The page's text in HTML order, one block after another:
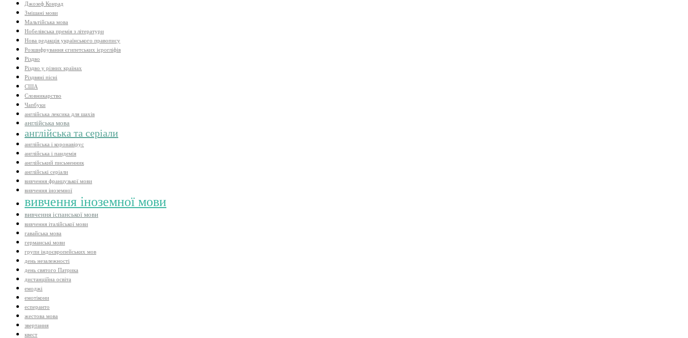
Джозеф Конрад
Змішані мови
Мальтійська мова
Нобелівська премія з літератури
Нова редакція українського правопису
Розшифрування єгипетських ієрогліфів
Різдво
Різдво у різних країнах
Різдвяні пісні
США
Словникарство
Чапбуки
англійська лексика для шахів
англійська мова
англійська та серіали
англійська і коронавірус
англійська і пандемія
англійський письменник
англійські серіали
вивчення французької мови
вивчення іноземної
вивчення іноземної мови
вивчення іспанської мови
вивчення італійської мови
гавайська мова
германські мови
групи індоєвропейських мов
день незалежності
день святого Патрика
дистанційна освіта
емоджі
емотікони
есперанто
жестова мова
звертання
квест